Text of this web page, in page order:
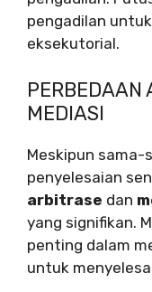
pengadilan
eksekutorial.
PERBEDAAN
MEDIASI
Meskipun sama-
penyelesaian
arbitrase dan
yang signifikan.
penting dalam
untuk